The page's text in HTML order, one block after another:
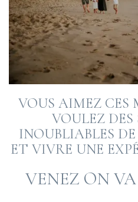
VOUS AIMEZ CES
VOULEZ DES
INOUBLIABLES
ET VIVRE UNE
VENEZ ON